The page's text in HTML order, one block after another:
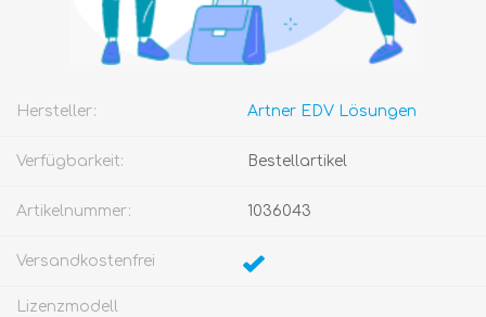
Hersteller: Artner EDV Lösungen
Verfügbarkeit: Bestellartikel
Artikelnummer: 1036043
Versandkostenfrei
Lizenzmodell